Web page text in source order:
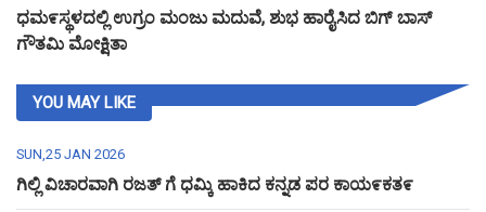
ಧಮ೯ಸ್ಥಳದಲ್ಲಿ ಉಗ್ರಂ ಮಂಜು ಮದುವೆ, ಶುಭ ಹಾರೈಸಿದ ಬಿಗ್ ಬಾಸ್
ಗೌತಮಿ ಮೋಕ್ಷಿತಾ
YOU MAY LIKE
SUN,25 JAN 2026
ಗಿಲ್ಲಿ ವಿಚಾರವಾಗಿ ರಜತ್ ಗೆ ಧಮ್ಕಿ ಹಾಕಿದ ಕನ್ನಡ ಪರ ಕಾಯ೯ಕತ೯